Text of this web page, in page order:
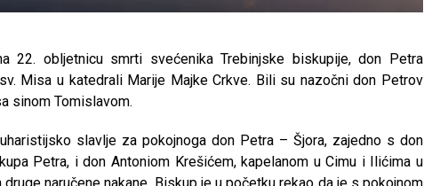
22. obljetnicu smrti svećenika Trebinjske biskupije, don Petra
Misa u katedrali Marije Majke Crkve. Bili su nazočni don Petrov
sinom Tomislavom.
slavlje za pokojnoga don Petra – Šjora, zajedno s don
Petra, i don Antoniom Krešićem, kapelanom u Cimu i Ilićima u